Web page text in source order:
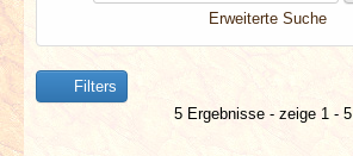
NEWS & DATES
BERICHTE
Erweiterte Suche
Filters
5 Ergebnisse - zeige 1 - 5